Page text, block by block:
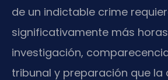
de un indictable crime
significativamente más
investigación,
tribunal y preparación que la